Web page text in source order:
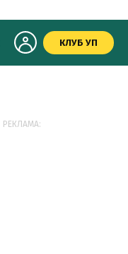
КЛУБ УП
РЕКЛАМА: